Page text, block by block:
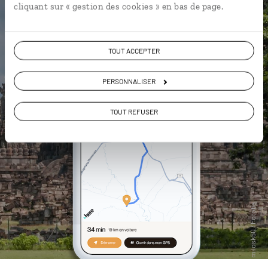
cliquant sur « gestion des cookies » en bas de page.
TOUT ACCEPTER
PERSONNALISER
TOUT REFUSER